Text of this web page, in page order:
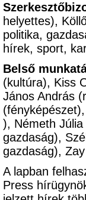
helyettes),
politika,
hírek, sport,
Belső
(kultúra), Kiss
János András
), Németh
gazdaság),
gazdaság),
A lapban
Press